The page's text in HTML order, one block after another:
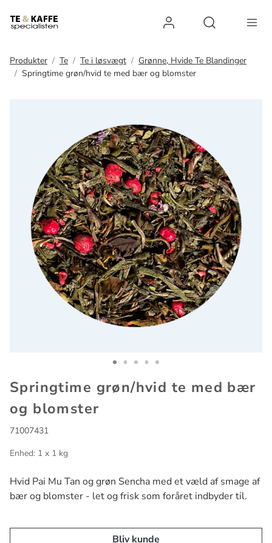
Log ind
Produkter Te Te i løsvægt
Grønne, Hvide Te Blandinger
Springtime grøn/hvid te med bær og blomster
Springtime grøn/hvid te med bær
og blomster
71007431
Enhed: 1 x 1 kg
Hvid Pai Mu Tan og grøn Sencha med et væld af smage af
bær og blomster - let og frisk som foråret indbyder til.
Bliv kunde